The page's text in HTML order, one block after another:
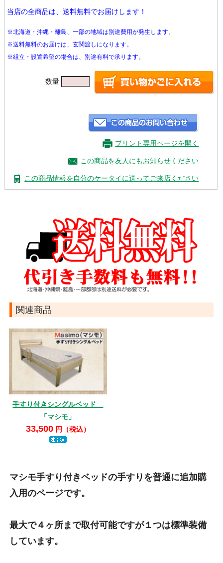
当店の全商品は、送料無料でお届けします！
※北海道・沖縄・離島、一部の地域は別途費用が発生します。
※送料無料のお届けは、玄関渡しになります。
※組立・設置希望の場合は、別途有料で承ります。
数量
プリント専用ページを開く
この商品を友人にもお知らせください
この商品情報を自分のケータイに送ってご来店ください
関連商品
手すり付きシングルベッド
「マシモ」
33,500円（税込）
マシモ手すり付きベッドの手すりを普通に追加購
入用のページです。
最大で４ヶ所まで取付可能ですが１つは標準装備
しています。